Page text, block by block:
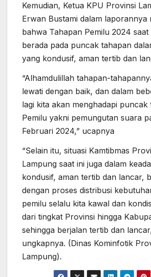
Kemudian, Ketua KPU Provinsi
Erwan Bustami dalam laporannya
bahwa Tahapan Pemilu 2024 saat
berada pada puncak tahapan
yang kondusif, aman tertib dan
“Alhamdulillah tahapan-
lewati dengan baik, dan dalam
lagi kita akan menghadapi puncak
Pemilu yakni pemungutan suara
Februari 2024,” ucapnya
“Selain itu, situasi Kamtibmas
Lampung saat ini juga dalam
kondusif, aman tertib dan lancar,
dengan proses distribusi
pemilu selalu kita kawal dan
dari tingkat Provinsi hingga
sehingga berjalan tertib dan
ungkapnya. (Dinas Kominfotik
Lampung).